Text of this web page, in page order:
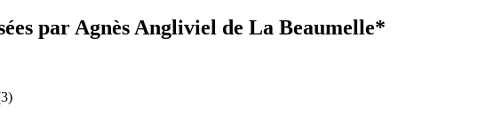
par Agnès Angliviel de La Beaumelle*